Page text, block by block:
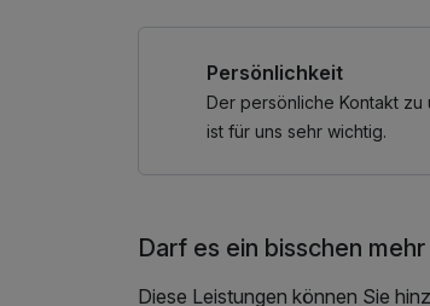
Persönlichkeit
Der persönliche Kontakt zu
ist für uns sehr wichtig.
Darf es ein bisschen mehr
Diese Leistungen können Sie